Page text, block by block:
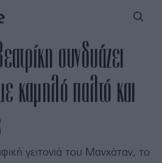
συνδυάζει
καμηλό παλτό και
γειτονιά του Μανχάταν, το